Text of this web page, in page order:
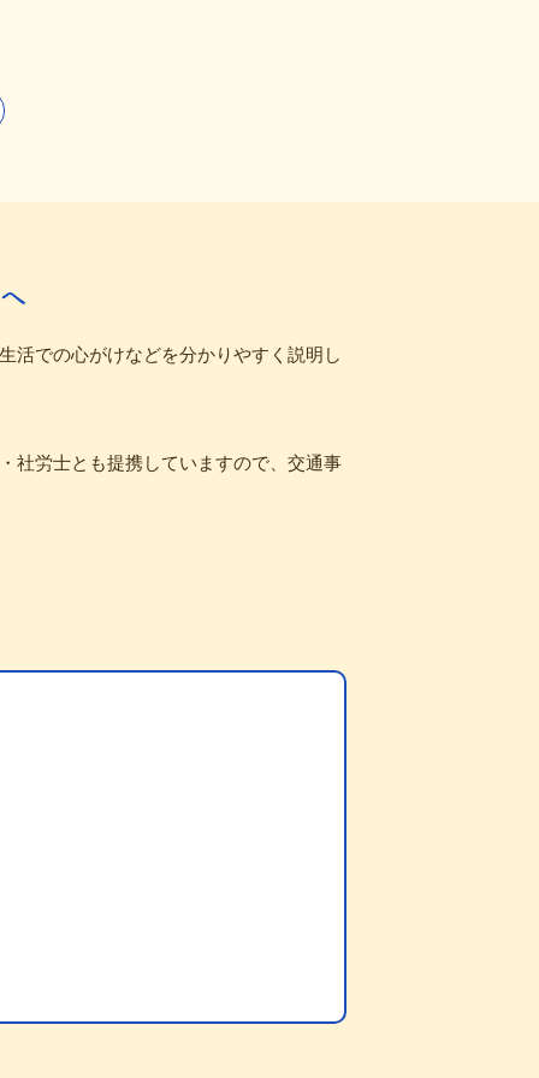
活での心がけなどを分かりやすく説明し
社労士とも提携していますので、交通事